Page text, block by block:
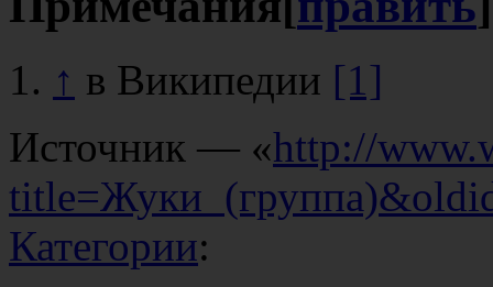
↑ в Википедии [1]
Источник — «http://
Категории: